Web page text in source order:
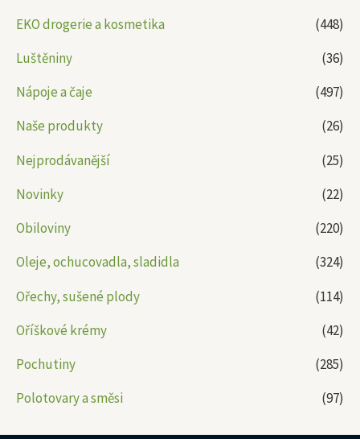
EKO drogerie a kosmetika
(448)
Luštěniny
(36)
Nápoje a čaje
(497)
Naše produkty
(26)
Nejprodávanější
(25)
Novinky
(22)
Obiloviny
(220)
Oleje, ochucovadla, sladidla
(324)
Ořechy, sušené plody
(114)
Oříškové krémy
(42)
Pochutiny
(285)
Polotovary a směsi
(97)